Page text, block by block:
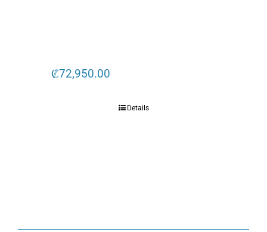
₡72,950.00
Details